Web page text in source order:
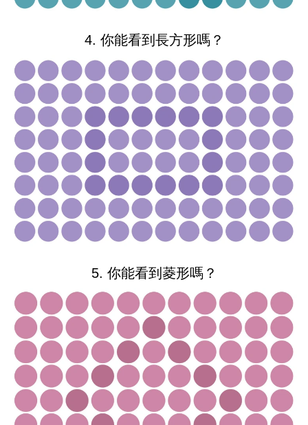
4. 你能看到長方形嗎？
5. 你能看到菱形嗎？